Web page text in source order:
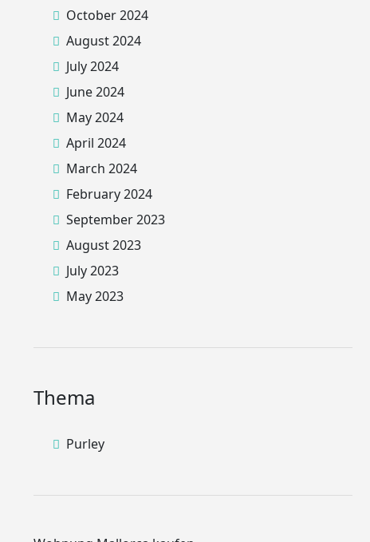
October 2024
August 2024
July 2024
June 2024
May 2024
April 2024
March 2024
February 2024
September 2023
August 2023
July 2023
May 2023
Thema
Purley